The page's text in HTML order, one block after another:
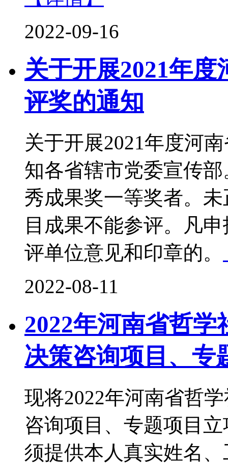
2022-09-16
关于开展2021年
评奖的通知
关于开展2021年度河
知各省辖市党委宣传
秀成果奖一等奖者。
目成果不能参评。凡
评单位意见和印章的。
2022-08-11
2022年河南省哲
决策咨询项目、专
现将2022年河南省哲
咨询项目、专题项目
须提供本人真实姓名